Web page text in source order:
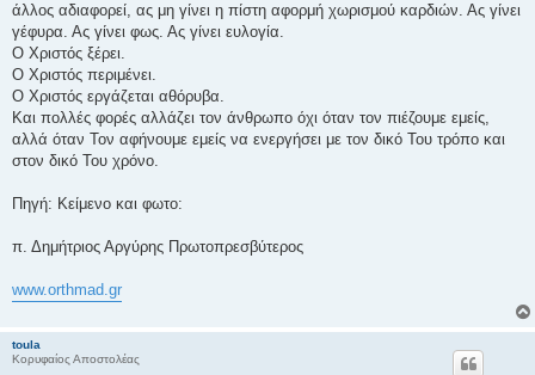
άλλος αδιαφορεί, ας μη γίνει η πίστη αφορμή χωρισμού καρδιών. Ας γίνει
γέφυρα. Ας γίνει φως. Ας γίνει ευλογία.
Ο Χριστός ξέρει.
Ο Χριστός περιμένει.
Ο Χριστός εργάζεται αθόρυβα.
Και πολλές φορές αλλάζει τον άνθρωπο όχι όταν τον πιέζουμε εμείς,
αλλά όταν Τον αφήνουμε εμείς να ενεργήσει με τον δικό Του τρόπο και
στον δικό Του χρόνο.
Πηγή: Κείμενο και φωτο:
π. Δημήτριος Αργύρης Πρωτοπρεσβύτερος
www.orthmad.gr
toula
Κορυφαίος Αποστολέας